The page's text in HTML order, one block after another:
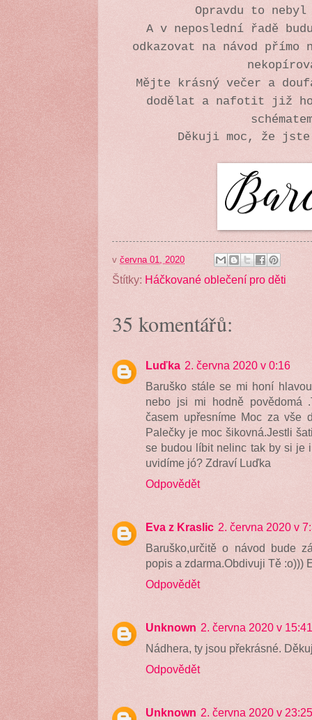
Opravdu to
A v neposlední řadě
odkazovat na návod přímo
Mějte krásný večer a
dodělat a nafotit již
Děkuji moc, že
v června 01, 2020
Štítky: Háčkované oblečení pro děti
35 komentářů:
Luďka 2. června 2020 v 0:16
Baruško stále se mi honí
nebo jsi mi hodně povědomá
časem upřesníme Moc za vše
Palečky je moc šikovná.Jestli
se budou líbit nelinc tak by si je
uvidíme jó? Zdraví Luďka
Odpovědět
Eva z Kraslic 2. června 2020 v
Baruško,určitě o návod bude
popis a zdarma.Obdivuji Tě :o)))
Odpovědět
Unknown 2. června 2020 v 15:41
Nádhera, ty jsou překrásné.
Odpovědět
Unknown 2. června 2020 v 23:25